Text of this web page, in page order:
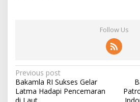
Follow Us
Post
navigation
Previous post
Bakamla RI Sukses Gelar
Latma Hadapi Pencemaran
di Laut